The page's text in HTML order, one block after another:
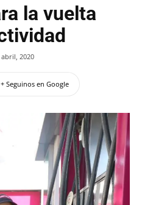
la vuelta
abril, 2020
+ Seguinos en Google